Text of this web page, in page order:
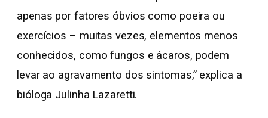
apenas por fatores óbvios como poeira ou
exercícios – muitas vezes, elementos menos
conhecidos, como fungos e ácaros, podem
levar ao agravamento dos sintomas,” explica a
bióloga Julinha Lazaretti.